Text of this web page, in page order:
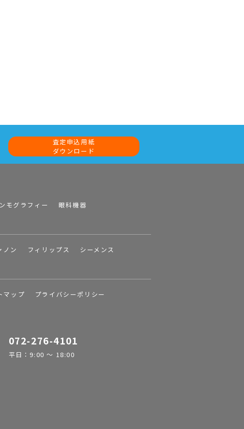
査定申込用紙
ダウンロード
モグラフィー
眼科機器
ノン フィリップス
シーメンス
マップ プライバシーポリシー
072-276-4101
平日：9:00 ～ 18:00